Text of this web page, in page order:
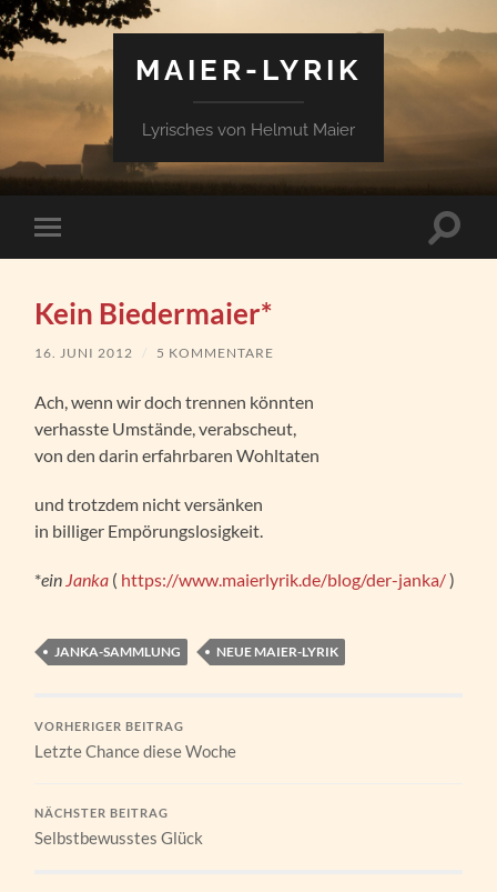
MAIER-LYRIK
Lyrisches von Helmut Maier
Mobile-
Menü
Kein Biedermaier*
16. JUNI 2012 / 5 KOMMENTARE
Ach, wenn wir doch trennen könnten
verhasste Umstände, verabscheut,
von den darin erfahrbaren Wohltaten
und trotzdem nicht versänken
in billiger Empörungslosigkeit.
*ein Janka ( https://www.maierlyrik.de/blog/der-janka/)
JANKA-SAMMLUNG NEUE MAIER-LYRIK
VORHERIGER BEITRAG
Letzte Chance diese Woche
NÄCHSTER BEITRAG
Selbstbewusstes Glück